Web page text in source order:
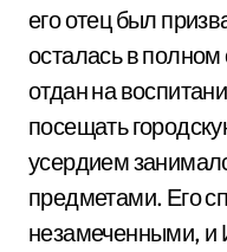
его отец был
осталась в
отдан на
посещать
усердием
предметами. Его
незамеченными, и